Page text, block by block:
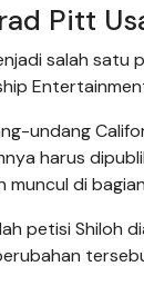
Pitt
salah satu
undang
harus
muncul di
petisi Shiloh